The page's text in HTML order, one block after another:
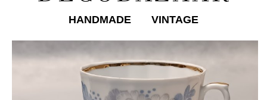
HANDMADE VINTAGE